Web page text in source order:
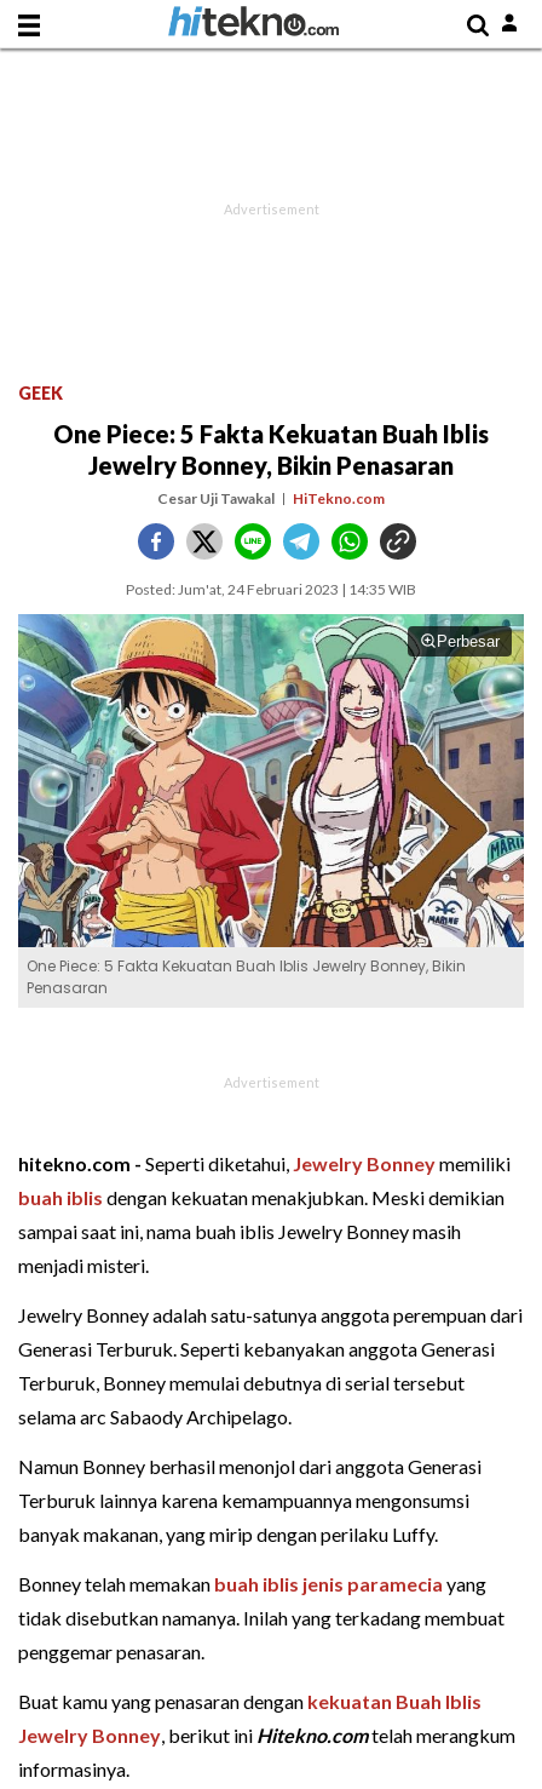
GEEK
One Piece: 5 Fakta Kekuatan Buah Iblis
Jewelry Bonney, Bikin Penasaran
Cesar Uji Tawakal HiTekno.com
Posted: Jum'at, 24 Februari 2023 | 14:35 WIB
Perbesar
One Piece: 5 Fakta Kekuatan Buah Iblis Jewelry Bonney, Bikin
Penasaran
hitekno.com - Seperti diketahui, Jewelry Bonneymemiliki
buah iblis dengan kekuatan menakjubkan. Meski demikian
sampai saat ini, nama buah iblis Jewelry Bonney masih
menjadi misteri.
Jewelry Bonney adalah satu-satunya anggota perempuan dari
Generasi Terburuk. Seperti kebanyakan anggota Generasi
Terburuk, Bonney memulai debutnya di serial tersebut
selama arc Sabaody Archipelago.
Namun Bonney berhasil menonjol dari anggota Generasi
Terburuk lainnya karena kemampuannya mengonsumsi
banyak makanan, yang mirip dengan perilaku Luffy.
Bonney telah memakan buah iblis jenis paramecia yang
tidak disebutkan namanya. Inilah yang terkadang membuat
penggemar penasaran.
Buat kamu yang penasaran dengan kekuatan Buah Iblis
Jewelry Bonney, berikut ini Hitekno.comtelah merangkum
informasinya.